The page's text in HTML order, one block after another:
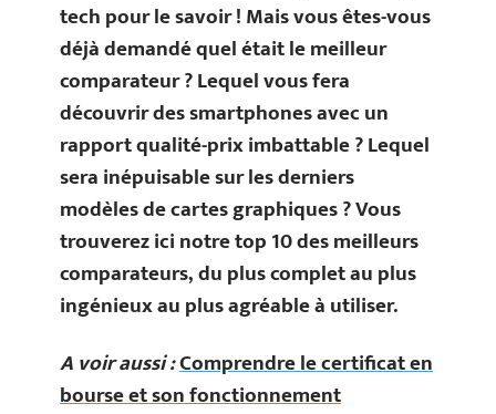
tech pour le savoir ! Mais vous êtes-vous
déjà demandé quel était le meilleur
comparateur ? Lequel vous fera
découvrir des smartphones avec un
rapport qualité-prix imbattable ? Lequel
sera inépuisable sur les derniers
modèles de cartes graphiques ? Vous
trouverez ici notre top 10 des meilleurs
comparateurs, du plus complet au plus
ingénieux au plus agréable à utiliser.
A voir aussi :Comprendre le certificat en
bourse et son fonctionnement